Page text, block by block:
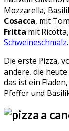
Mozzarella,
Cosacca, mit
Fritta mit
Schweineschmalz.
Die erste Pizza,
andere, die
das ist ein
Pfeffer und